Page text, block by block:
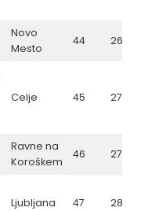
Novo
Mesto
44 26734
Celje 45 27644
Ravne na
Koroškem
46 27821
Ljubljana 47 28198